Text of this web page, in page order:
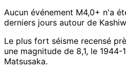
Aucun événement M4,0+ n'a
derniers jours autour de
Le plus fort séisme recensé
une magnitude de 8,1, le
Matsusaka.